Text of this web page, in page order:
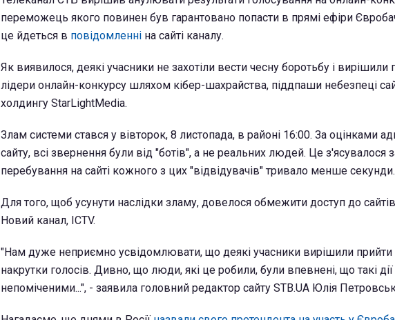
переможець якого повинен був гарантовано попасти в прямі ефіри
це йдеться в повідомленні на сайті каналу.
Як виявилося, деякі учасники не захотіли вести чесну боротьбу і вирішили
лідери онлайн-конкурсу шляхом кібер-шахрайства, піддпаши небезпеці
холдингу StarLightMedia.
Злам системи стався у вівторок, 8 листопада, в районі 16:00. За оцінками
сайту, всі звернення були від "ботів", а не реальних людей. Це з'ясувалося
перебування на сайті кожного з цих "відвідувачів" тривало менше секунди.
Для того, щоб усунути наслідки зламу, довелося обмежити доступ до
Новий канал, ICTV.
"Нам дуже неприємно усвідомлювати, що деякі учасники вирішили прийти
накрутки голосів. Дивно, що люди, які це робили, були впевнені, що такі
непоміченими...", - заявила головний редактор сайту STB.UA Юлія